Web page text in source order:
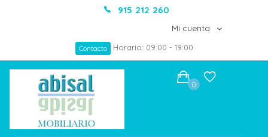
915 212 260
Mi cuenta
Contacto Horario: 09:00 - 19:00
0